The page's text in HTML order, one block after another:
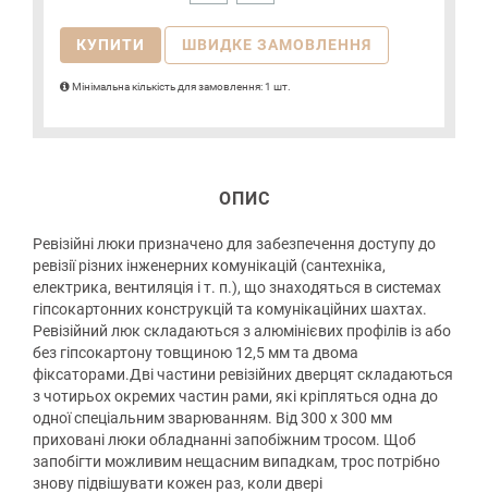
КУПИТИ ШВИДКЕ ЗАМОВЛЕННЯ
Мінімальна кількість для замовлення: 1 шт.
ОПИС
Ревізійні люки призначено для забезпечення доступу до
ревізії різних інженерних комунікацій (сантехніка,
електрика, вентиляція і т. п.), що знаходяться в системах
гіпсокартонних конструкцій та комунікаційних шахтах.
Ревізійний люк складаються з алюмінієвих профілів із або
без гіпсокартону товщиною 12,5 мм та двома
фіксаторами.Дві частини ревізійних дверцят складаються
з чотирьох окремих частин рами, які кріпляться одна до
одної спеціальним зварюванням. Від 300 х 300 мм
приховані люки обладнанні запобіжним тросом. Щоб
запобігти можливим нещасним випадкам, трос потрібно
знову підвішувати кожен раз, коли двері